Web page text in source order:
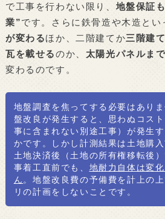
で工事を行わない限り、 地盤保証
業”です。さらに鉄骨造や木造とい
が変わるほか、二階建てか三階建
瓦を載せるのか、 太陽光パネルま
変わるのです。
地盤調査を焦ってする必要はあり
盤改良が発生すると、思わぬコス
事に含まれない別途工事）が発生
かです。しかし計測結果は土地購入
土地決済後（土地の所有権移転後
事着工直前でも、 地耐力自体は変
ん 。地盤改良費の予備費を計上の
リの計画をしないことです。